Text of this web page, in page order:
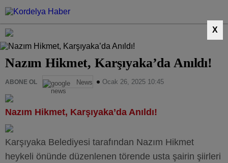
X
Nazım Hikmet, Karşıyaka’da Anıldı!
ABONE OL News Ocak 26, 2025 10:45
Nazım Hikmet, Karşıyaka’da Anıldı!
Karşıyaka Belediyesi tarafından Nazım Hikmet
heykeli önünde düzenlenen törende usta şairin şiirleri